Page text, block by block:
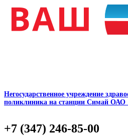
Негосударственное учреждение
поликлиника на станции Симай
+7 (347) 246-85-00